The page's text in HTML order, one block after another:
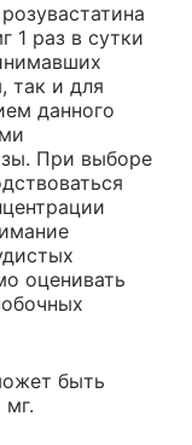
1 раз в сутки
так и для
данного
При выборе
оценивать
быть
мг.